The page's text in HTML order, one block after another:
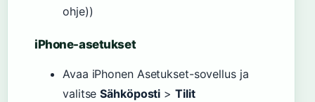
ohje))
iPhone-asetukset
Avaa iPhonen Asetukset-sovellus ja
valitseSähköposti > Tilit